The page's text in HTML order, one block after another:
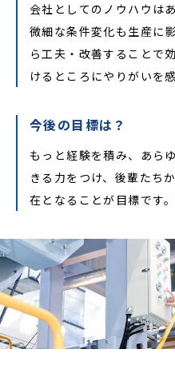
会社としてのノウハウは
微細な条件変化も生産に
ら工夫・改善することで
けるところにやりがいを
今後の目標は？
もっと経験を積み、あら
きる力をつけ、後輩たち
在となることが目標です。